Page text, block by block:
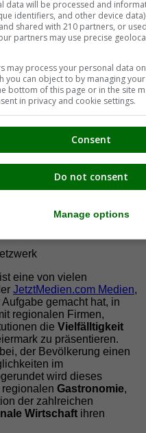
eine von vielen
JetztMedien.com Medien,
gemacht hat, in
regionalen Firmen,
die Vielfälltigkeit
zu präsentieren.
der Bevölkerung einen
im
wird dieses
Gastronomie,
der zahlreichen
Wirtschaft ihren
data will be processed and
identifiers, and other device
shared with 210 partners, or
partners may use precise
may process your personal data
you can object to by managing
bottom of this page or in the site
in privacy and cookie settings.
Consent
Do not consent
Manage options